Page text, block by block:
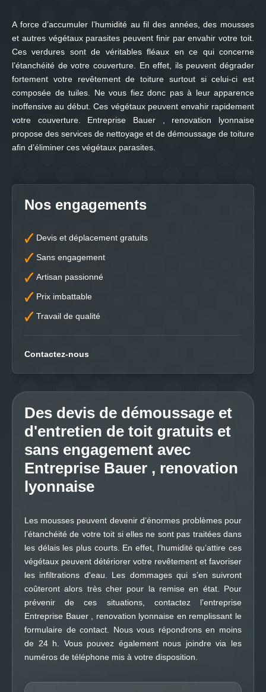
A force d’accumuler l’humidité au fil des années, des mousses
et autres végétaux parasites peuvent finir par envahir votre toit.
Ces verdures sont de véritables fléaux en ce qui concerne
l’étanchéité de votre couverture. En effet, ils peuvent dégrader
fortement votre revêtement de toiture surtout si celui-ci est
composée de tuiles. Ne vous fiez donc pas à leur apparence
inoffensive au début. Ces végétaux peuvent envahir rapidement
votre couverture. Entreprise Bauer , renovation lyonnaise
propose des services de nettoyage et de démoussage de toiture
afin d’éliminer ces végétaux parasites.
Nos engagements
Devis et déplacement gratuits
Sans engagement
Artisan passionné
Prix imbattable
Travail de qualité
Contactez-nous
Des devis de démoussage et
d'entretien de toit gratuits et
sans engagement avec
Entreprise Bauer , renovation
lyonnaise
Les mousses peuvent devenir d’énormes problèmes pour
l’étanchéité de votre toit si elles ne sont pas traitées dans
les délais les plus courts. En effet, l’humidité qu’attire ces
végétaux peuvent détériorer votre revêtement et favoriser
les infiltrations d'eau. Les dommages qui s’en suivront
coûteront alors très cher pour la remise en état. Pour
prévenir de ces situations, contactez l’entreprise
Entreprise Bauer , renovation lyonnaise en remplissant le
formulaire de contact. Nous vous répondrons en moins
de 24 h. Vous pouvez également nous joindre via les
numéros de téléphone mis à votre disposition.